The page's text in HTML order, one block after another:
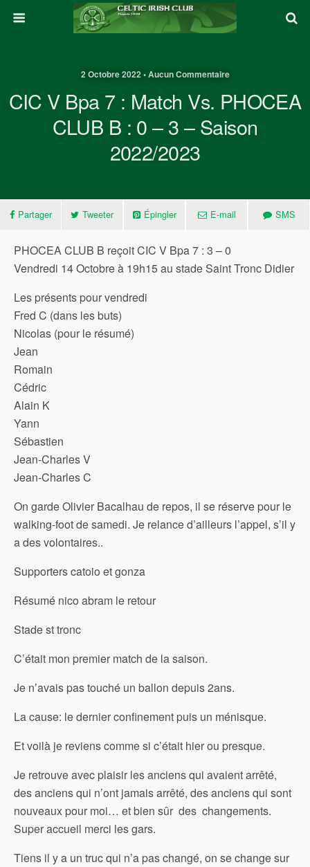
2 Octobre 2022 • Aucun Commentaire
CIC V Bpa 7 : Match Vs. PHOCEA
CLUB B : 0 – 3 – Saison
2022/2023
Partager Tweeter Épingler E-mail SMS
PHOCEA CLUB B reçoit CIC V Bpa 7 : 3 – 0
Vendredi 14 Octobre à 19h15 au stade Saint Tronc Didier
Les présents pour vendredi
Fred C (dans les buts)
Nicolas (pour le résumé)
Jean
Romain
Cédric
Alain K
Yann
Sébastien
Jean-Charles V
Jean-Charles C
On garde Olivier Bacalhau de repos, il se réserve pour le
walking-foot de samedi. Je relance d’ailleurs l’appel, s’il y
a des volontaires..
Supporters catoio et gonza
Résumé nico abram le retour
Stade st tronc
C’était mon premier match de la saison.
Je n’avais pas touché un ballon depuis 2ans.
La cause: le dernier confinement puis un ménisque.
Et voilà je reviens comme si c’était hier ou presque.
Je retrouve avec plaisir les anciens qui avaient arrêté,
des anciens qui n’ont jamais arrêté, des anciens qui sont
nouveaux pour moi… et bien sûr des changements.
Super accueil merci les gars.
Tiens il y a un truc qui n’a pas changé, on se change sur